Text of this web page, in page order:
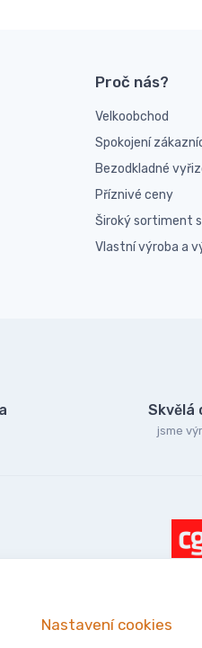
Proč nás?
Velkoobchod
Spokojení
Bezodkladné
Příznivé ceny
Široký sortiment
Vlastní výroba a
Skvělá
jsme
Nastavení cookies